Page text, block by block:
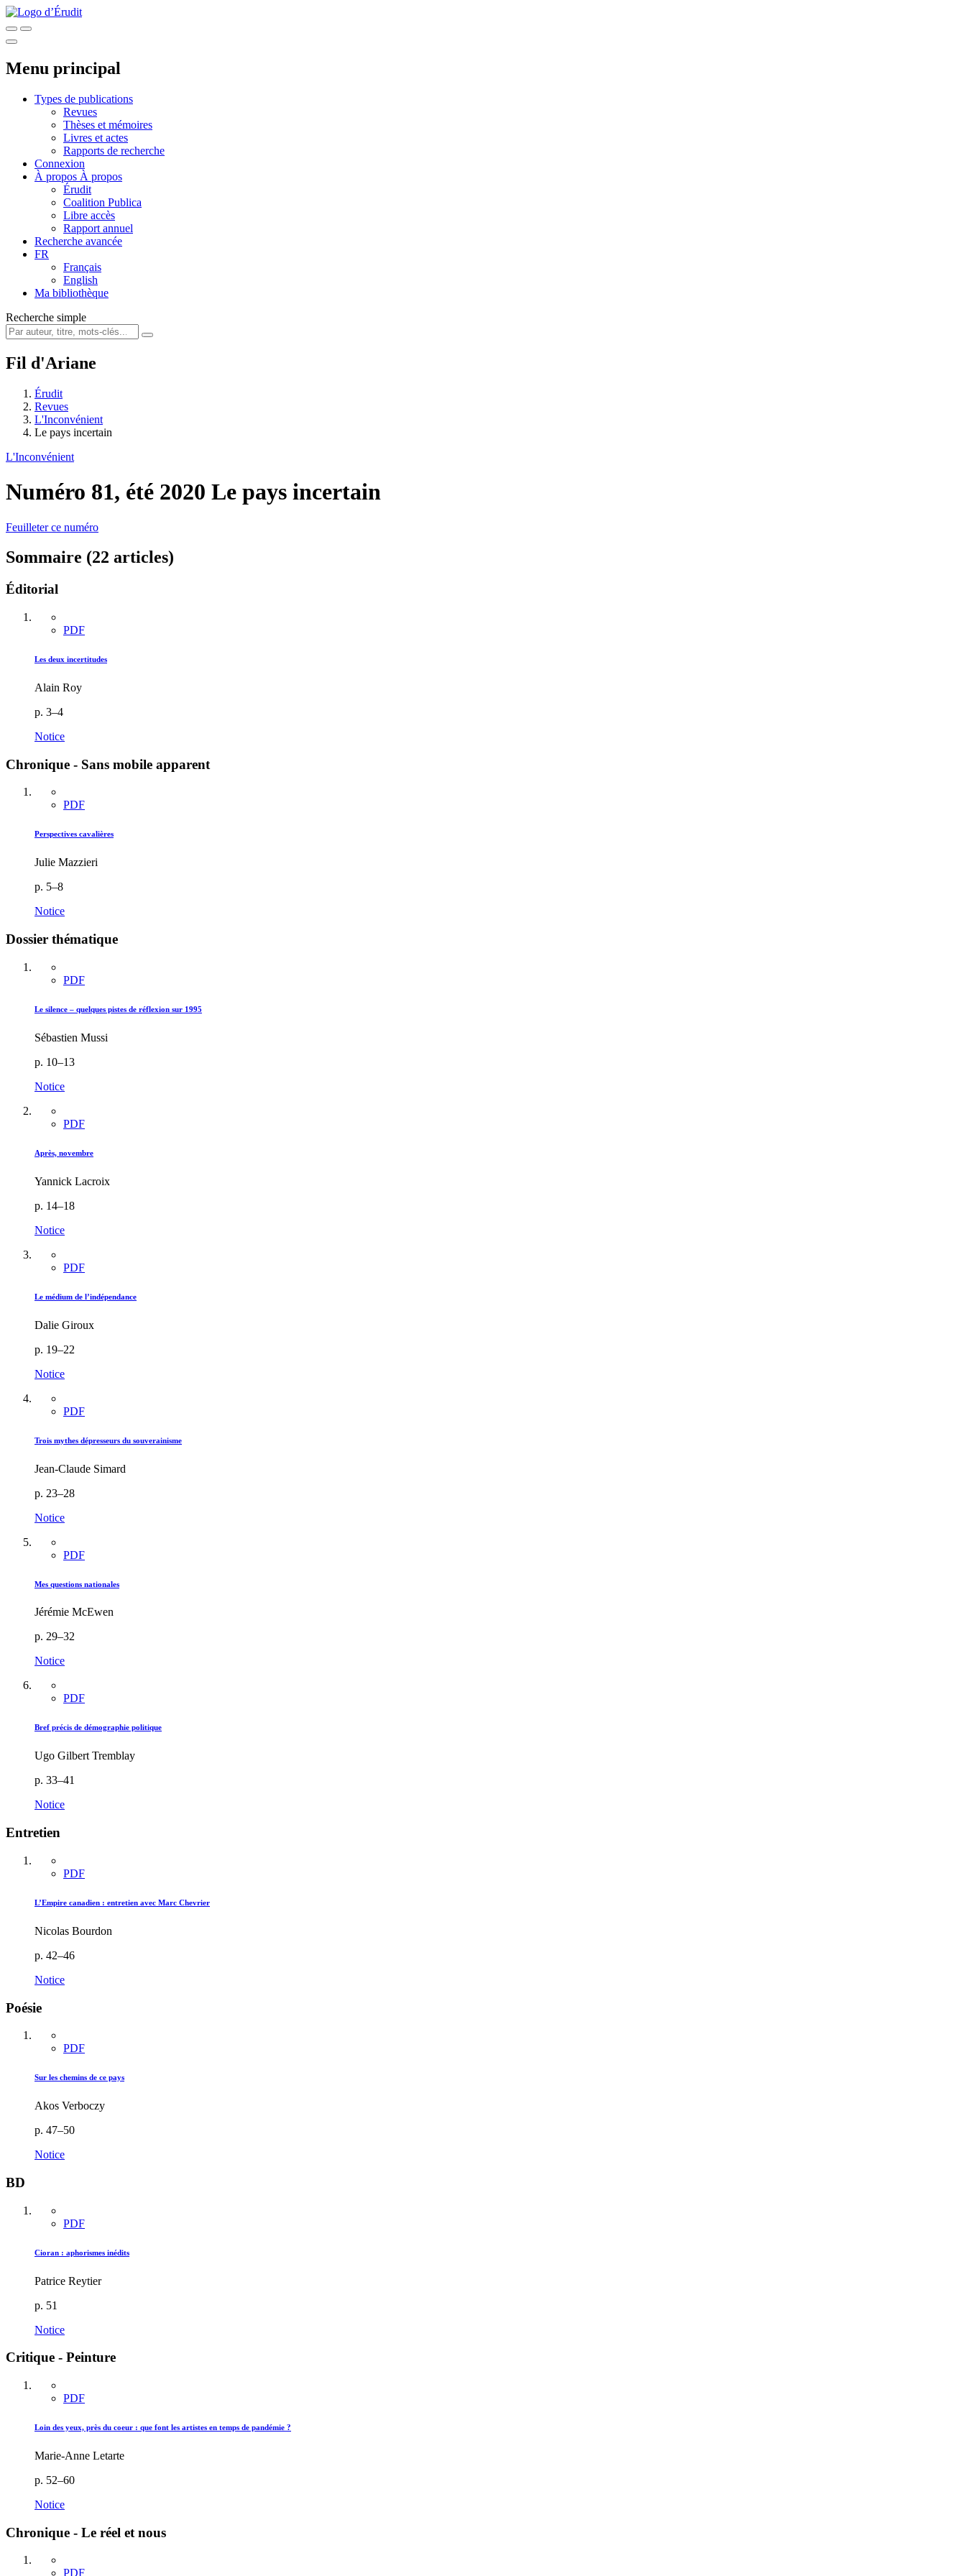
Menu principal
Types de publications
Revues
Thèses et mémoires
Livres et actes
Rapports de recherche
Connexion
À propos À propos
Érudit
Coalition Publica
Libre accès
Rapport annuel
Recherche avancée
FR
Français
English
Ma bibliothèque
Recherche simple
Fil d'Ariane
Érudit
Revues
L'Inconvénient
Le pays incertain
L'Inconvénient
Numéro 81, été 2020 Le pays incertain
Feuilleter ce numéro
Sommaire (22 articles)
Éditorial
PDF
Les deux incertitudes
Alain Roy
p. 3–4
Notice
Chronique - Sans mobile apparent
PDF
Perspectives cavalières
Julie Mazzieri
p. 5–8
Notice
Dossier thématique
PDF
Le silence – quelques pistes de réflexion sur 1995
Sébastien Mussi
p. 10–13
Notice
PDF
Après, novembre
Yannick Lacroix
p. 14–18
Notice
PDF
Le médium de l’indépendance
Dalie Giroux
p. 19–22
Notice
PDF
Trois mythes dépresseurs du souverainisme
Jean-Claude Simard
p. 23–28
Notice
PDF
Mes questions nationales
Jérémie McEwen
p. 29–32
Notice
PDF
Bref précis de démographie politique
Ugo Gilbert Tremblay
p. 33–41
Notice
Entretien
PDF
L’Empire canadien : entretien avec Marc Chevrier
Nicolas Bourdon
p. 42–46
Notice
Poésie
PDF
Sur les chemins de ce pays
Akos Verboczy
p. 47–50
Notice
BD
PDF
Cioran : aphorismes inédits
Patrice Reytier
p. 51
Notice
Critique - Peinture
PDF
Loin des yeux, près du coeur : que font les artistes en temps de pandémie ?
Marie-Anne Letarte
p. 52–60
Notice
Chronique - Le réel et nous
PDF